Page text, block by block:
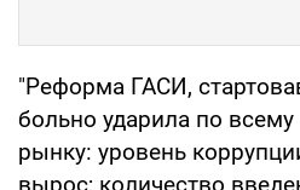
"Реформа ГАСИ,
больно ударила по
рынку: уровень
вырос; количество